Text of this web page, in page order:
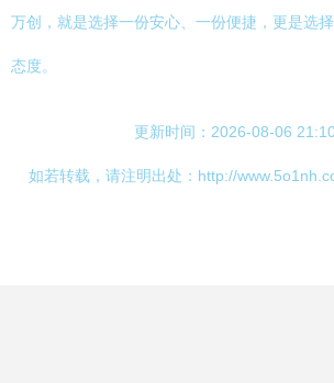
万创，就是选择一份安心、一份便捷，更是选
态度。
更新时间：2026-08-06
如若转载，请注明出处：http://